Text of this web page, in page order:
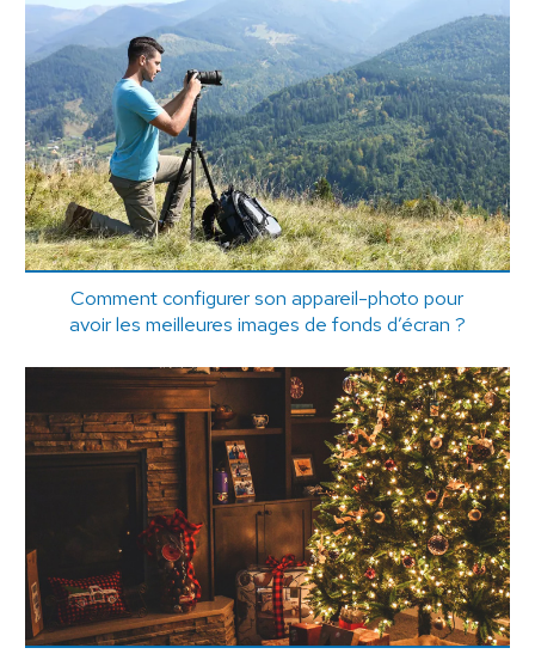
Comment configurer son appareil-photo pour
avoir les meilleures images de fonds d’écran ?